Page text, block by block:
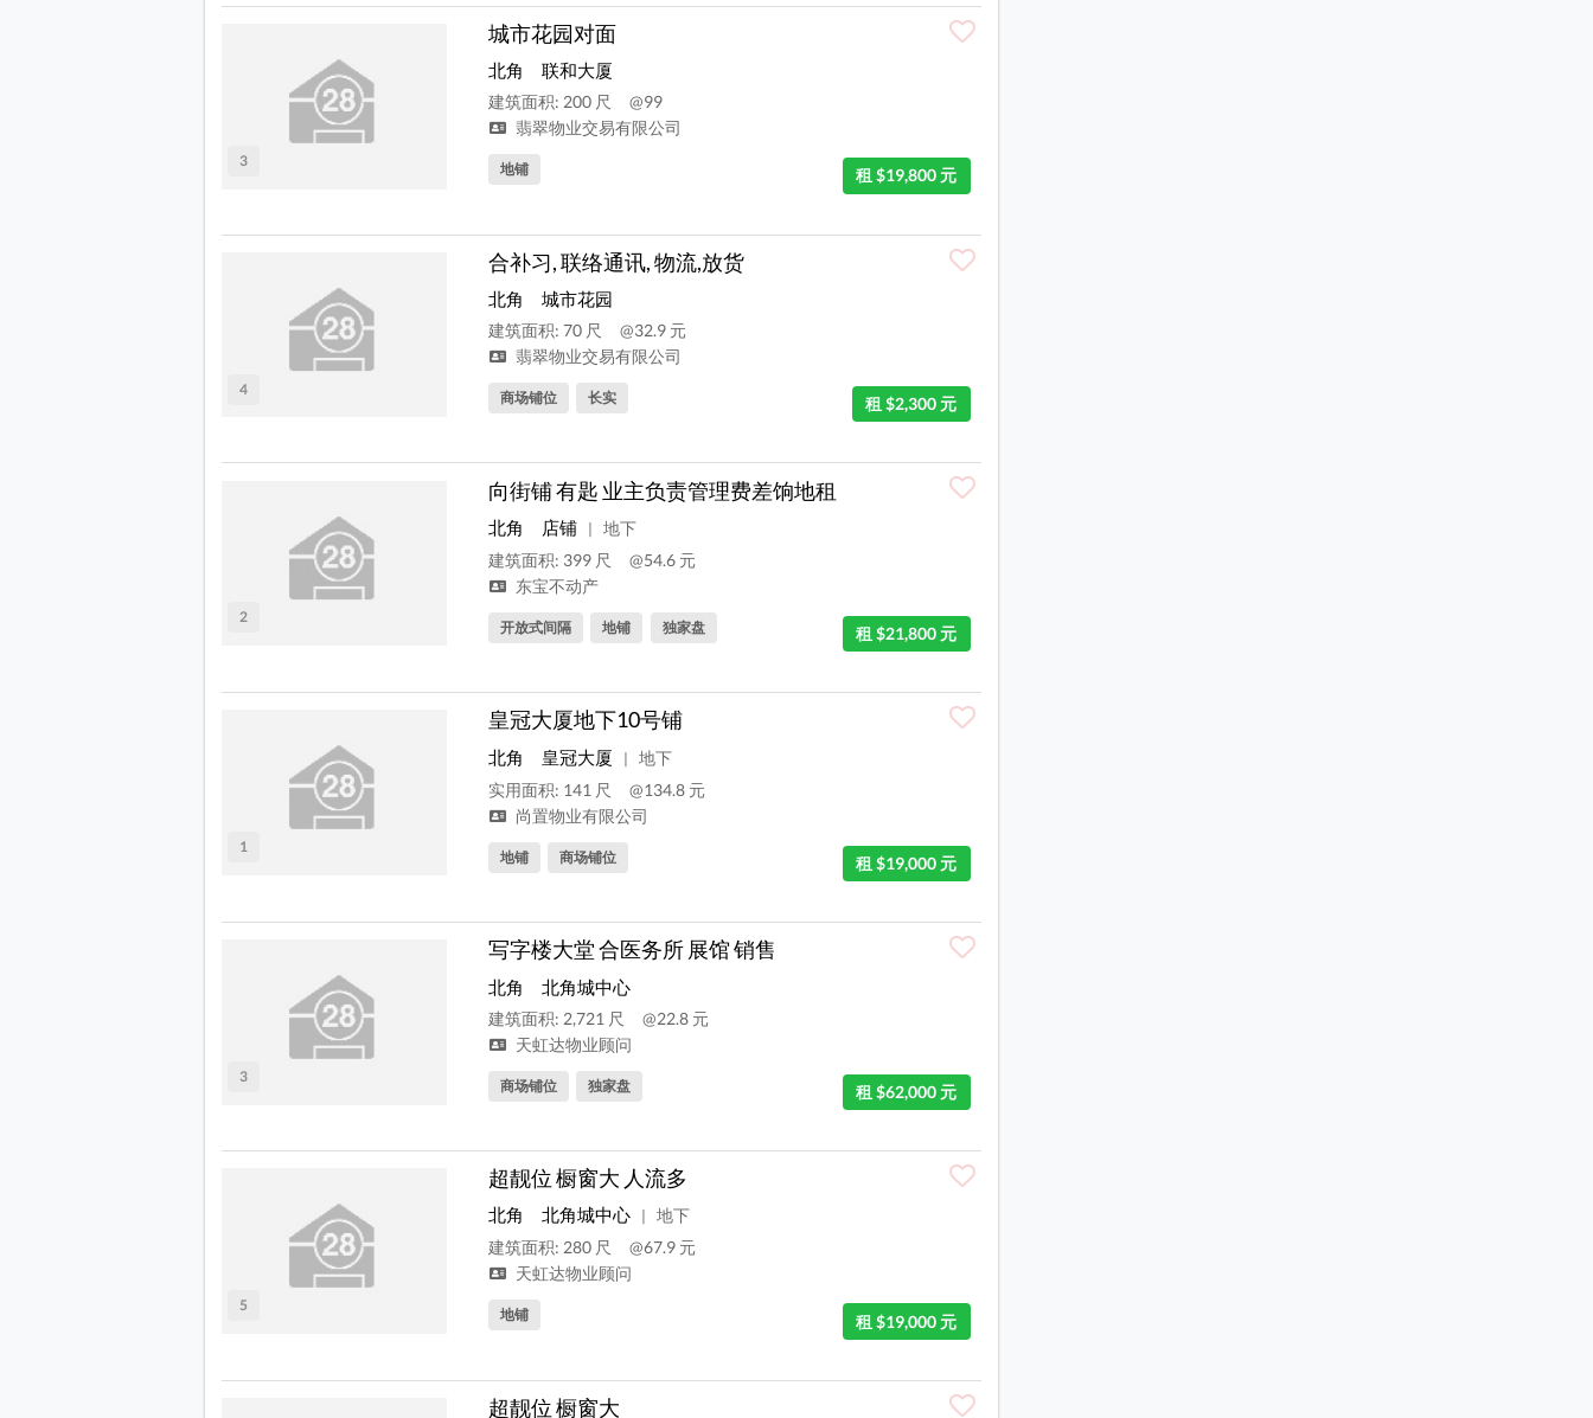
3
城市花园对面
北角 联和大厦
建筑面积: 200 尺
@99
翡翠物业交易有限公司
租 $19,800 元
地铺
4
合补习, 联络通讯, 物流,放货
北角 城市花园
建筑面积: 70 尺
@32.9 元
翡翠物业交易有限公司
租 $2,300 元
商场铺位 长实
2
向街铺 有匙 业主负责管理费差饷地租
北角 店铺 |
地下
建筑面积: 399 尺
@54.6 元
东宝不动产
租 $21,800 元
开放式间隔 地铺 独家盘
1
皇冠大厦地下10号铺
北角 皇冠大厦 |
地下
实用面积: 141 尺
@134.8 元
尚置物业有限公司
租 $19,000 元
地铺 商场铺位
3
写字楼大堂 合医务所 展馆 销售
北角 北角城中心
建筑面积: 2,721 尺
@22.8 元
天虹达物业顾问
租 $62,000 元
商场铺位 独家盘
5
超靓位 橱窗大 人流多
北角 北角城中心 |
地下
建筑面积: 280 尺
@67.9 元
天虹达物业顾问
租 $19,000 元
地铺
超靓位 橱窗大